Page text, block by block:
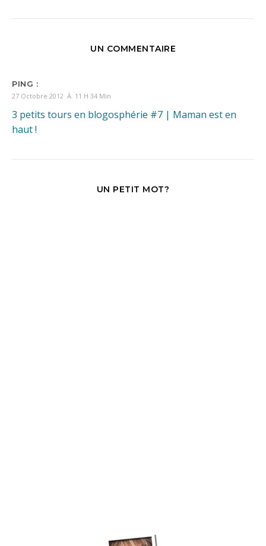
UN COMMENTAIRE
PING :
27 Octobre 2012 À 11 H 34 Min
3 petits tours en blogosphérie #7 | Maman est en
haut !
UN PETIT MOT?